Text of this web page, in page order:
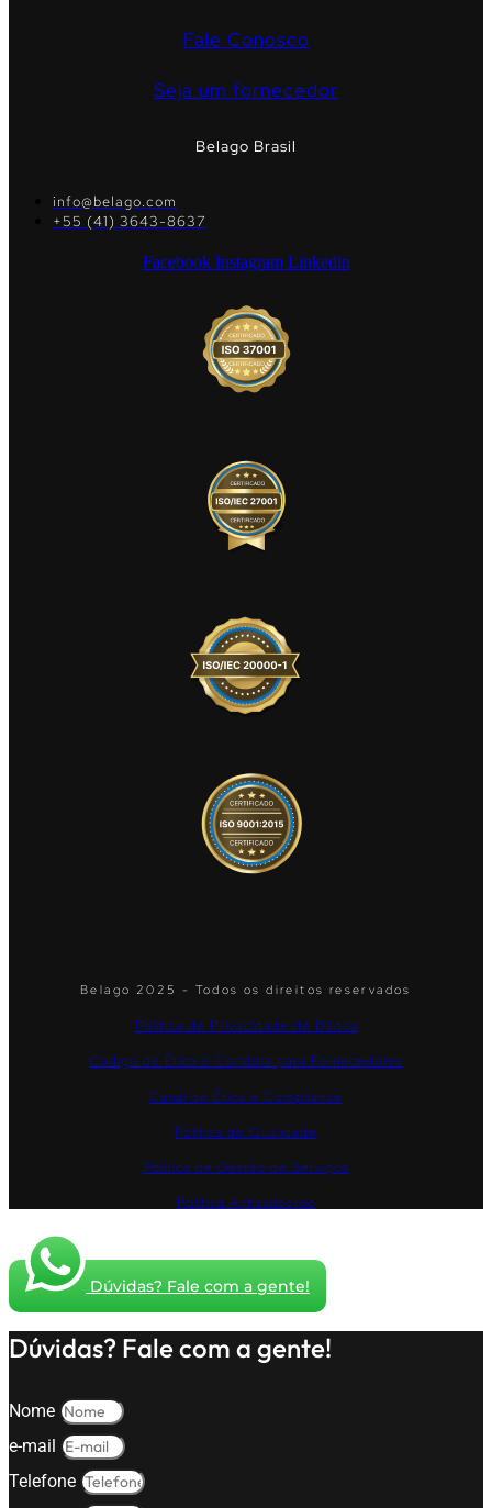
Fale Conosco
Seja um fornecedor
Belago Brasil
info@belago.com
+55 (41) 3643-8637
Facebook Instagram Linkedin
Belago 2025 - Todos os direitos reservados
Política de Privacidade de Dados
Código de Ética e Conduta para Fornecedores
Canal de Ética e Compliance
Política de Qualidade
Política de Gestão de Serviços
Política Antissuborno
Dúvidas? Fale com a gente!
Dúvidas? Fale com a gente!
Nome
e-mail
Telefone